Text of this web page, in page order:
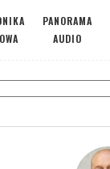
PANORAMA
AUDIO